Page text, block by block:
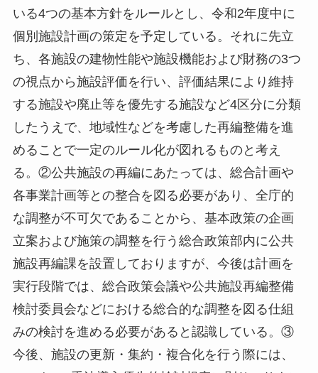
いる4つの基本方針をルールとし、令和2年度中に
個別施設計画の策定を予定している。それに先立
ち、各施設の建物性能や施設機能および財務の3つ
の視点から施設評価を行い、評価結果により維持
する施設や廃止等を優先する施設など4区分に分類
したうえで、地域性などを考慮した再編整備を進
めることで一定のルール化が図れるものと考え
る。②公共施設の再編にあたっては、総合計画や
各事業計画等との整合を図る必要があり、全庁的
な調整が不可欠であることから、基本政策の企画
立案および施策の調整を行う総合政策部内に公共
施設再編課を設置しておりますが、今後は計画を
実行段階では、総合政策会議や公共施設再編整備
検討委員会などにおける総合的な調整を図る仕組
みの検討を進める必要があると認識している。③
今後、施設の更新・集約・複合化を行う際には、